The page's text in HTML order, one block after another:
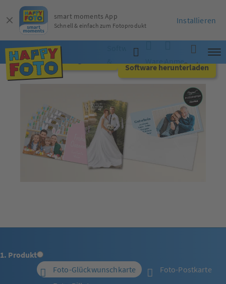
Software
App
WarenkorbAnmelden
Suche
1. Produkt
Foto-Glückwunschkarte
Foto-Postkarte
Jetzt online gestalten
Software herunterladen
smart moments App
Schnell & einfach zum Fotoprodukt
Installieren